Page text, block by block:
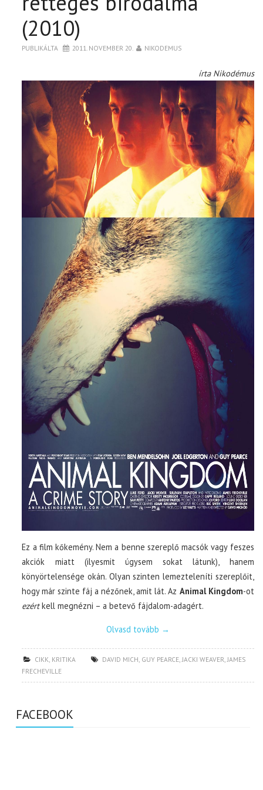
(2010)
PUBLIKÁLTA 2011. NOVEMBER 20. NIKODEMUS
írta Nikodémus
Ez a film kőkemény. Nem a benne szereplő macsók vagy feszes
akciók miatt (ilyesmit úgysem sokat látunk), hanem
könyörtelensége okán. Olyan szinten lemezteleníti szereplőit,
hogy már szinte fáj a nézőnek, amit lát. Az Animal Kingdom-ot
ezértkell megnézni – a betevő fájdalom-adagért.
Olvasd tovább →
CIKK KRITIKA DAVID MICH GUY PEARCE JACKI WEAVER JAMES
FRECHEVILLE
FACEBOOK